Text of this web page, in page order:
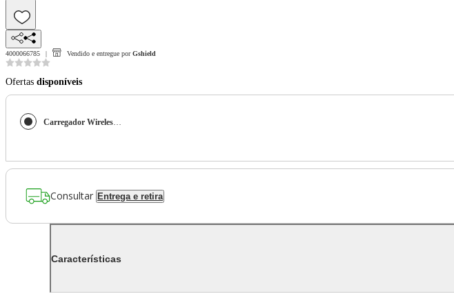
4000066785 Vendido e entregue por Gshield
Ofertas disponíveis
Carregador Wireless Magsafe - Gshield
Consultar Entrega e retira
Características